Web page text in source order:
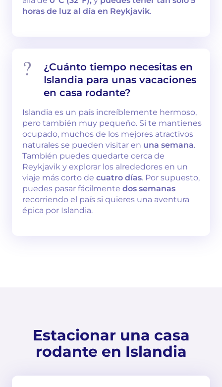
horas de luz al día en Reykjavik.
¿Cuánto tiempo necesitas en
Islandia para unas vacaciones
en casa rodante?
Islandia es un país increíblemente hermoso,
pero también muy pequeño. Si te mantienes
ocupado, muchos de los mejores atractivos
naturales se pueden visitar en una semana.
También puedes quedarte cerca de
Reykjavik y explorar los alrededores en un
viaje más corto de cuatro días. Por supuesto,
puedes pasar fácilmente dos semanas
recorriendo el país si quieres una aventura
épica por Islandia.
Estacionar una casa
rodante en Islandia